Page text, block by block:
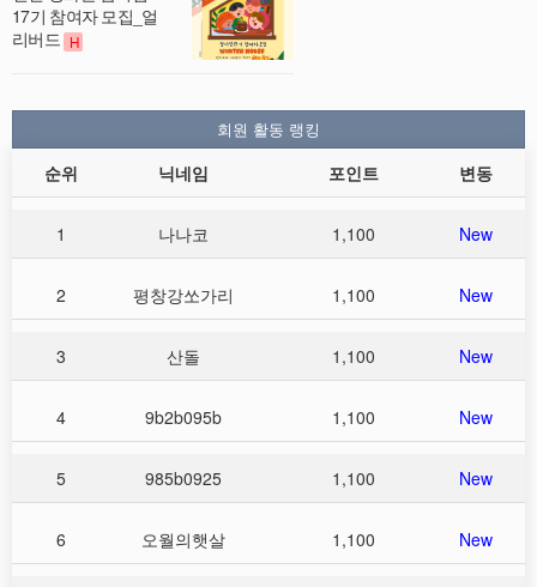
17기 참여자 모집_얼
리버드 H
회원 활동 랭킹
순위 닉네임 포인트 변동
1 나나코 1,100 New
2 평창강쏘가리 1,100 New
3 산돌 1,100 New
4 9b2b095b 1,100 New
5 985b0925 1,100 New
6 오월의햇살 1,100 New